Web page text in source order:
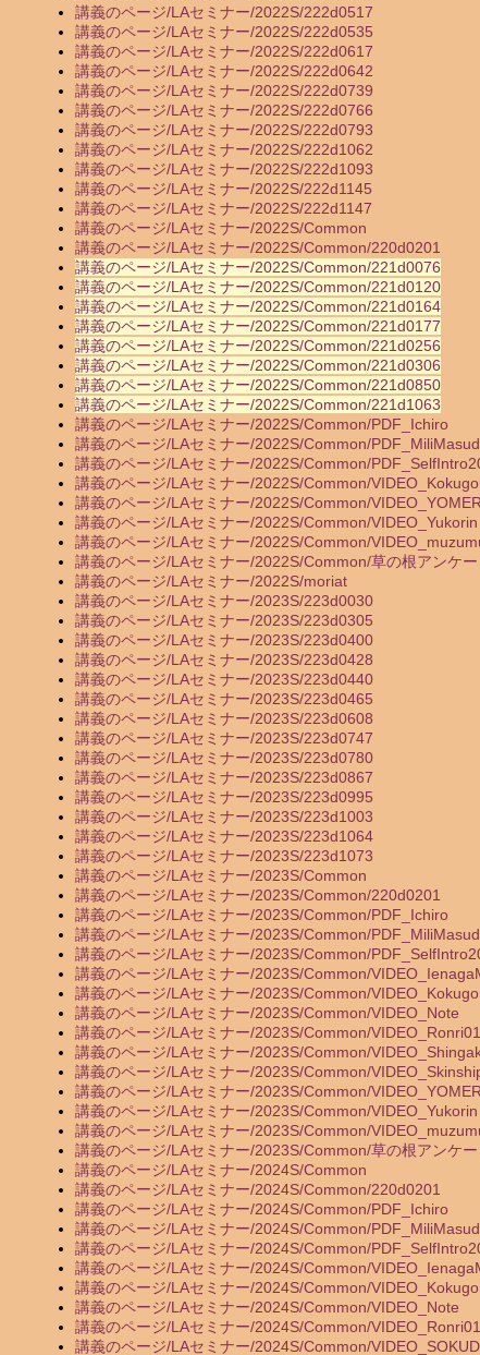
講義のページ/LAセミナー/2022S/222d0517
講義のページ/LAセミナー/2022S/222d0535
講義のページ/LAセミナー/2022S/222d0617
講義のページ/LAセミナー/2022S/222d0642
講義のページ/LAセミナー/2022S/222d0739
講義のページ/LAセミナー/2022S/222d0766
講義のページ/LAセミナー/2022S/222d0793
講義のページ/LAセミナー/2022S/222d1062
講義のページ/LAセミナー/2022S/222d1093
講義のページ/LAセミナー/2022S/222d1145
講義のページ/LAセミナー/2022S/222d1147
講義のページ/LAセミナー/2022S/Common
講義のページ/LAセミナー/2022S/Common/220d0201
講義のページ/LAセミナー/2022S/Common/221d0076
講義のページ/LAセミナー/2022S/Common/221d0120
講義のページ/LAセミナー/2022S/Common/221d0164
講義のページ/LAセミナー/2022S/Common/221d0177
講義のページ/LAセミナー/2022S/Common/221d0256
講義のページ/LAセミナー/2022S/Common/221d0306
講義のページ/LAセミナー/2022S/Common/221d0850
講義のページ/LAセミナー/2022S/Common/221d1063
講義のページ/LAセミナー/2022S/Common/PDF_Ichiro
講義のページ/LAセミナー/2022S/Common/
講義のページ/LAセミナー/2022S/Common/
講義のページ/LAセミナー/2022S/Common/
講義のページ/LAセミナー/2022S/Common/
講義のページ/LAセミナー/2022S/Common/VIDEO_Yukorin
講義のページ/LAセミナー/2022S/Common/
講義のページ/LAセミナー/2022S/Common/草の根アンケ
講義のページ/LAセミナー/2022S/moriat
講義のページ/LAセミナー/2023S/223d0030
講義のページ/LAセミナー/2023S/223d0305
講義のページ/LAセミナー/2023S/223d0400
講義のページ/LAセミナー/2023S/223d0428
講義のページ/LAセミナー/2023S/223d0440
講義のページ/LAセミナー/2023S/223d0465
講義のページ/LAセミナー/2023S/223d0608
講義のページ/LAセミナー/2023S/223d0747
講義のページ/LAセミナー/2023S/223d0780
講義のページ/LAセミナー/2023S/223d0867
講義のページ/LAセミナー/2023S/223d0995
講義のページ/LAセミナー/2023S/223d1003
講義のページ/LAセミナー/2023S/223d1064
講義のページ/LAセミナー/2023S/223d1073
講義のページ/LAセミナー/2023S/Common
講義のページ/LAセミナー/2023S/Common/220d0201
講義のページ/LAセミナー/2023S/Common/PDF_Ichiro
講義のページ/LAセミナー/2023S/Common/
講義のページ/LAセミナー/2023S/Common/
講義のページ/LAセミナー/2023S/Common/
講義のページ/LAセミナー/2023S/Common/
講義のページ/LAセミナー/2023S/Common/VIDEO_Note
講義のページ/LAセミナー/2023S/Common/VIDEO_Ronri01
講義のページ/LAセミナー/2023S/Common/
講義のページ/LAセミナー/2023S/Common/
講義のページ/LAセミナー/2023S/Common/
講義のページ/LAセミナー/2023S/Common/VIDEO_Yukorin
講義のページ/LAセミナー/2023S/Common/
講義のページ/LAセミナー/2023S/Common/草の根アンケ
講義のページ/LAセミナー/2024S/Common
講義のページ/LAセミナー/2024S/Common/220d0201
講義のページ/LAセミナー/2024S/Common/PDF_Ichiro
講義のページ/LAセミナー/2024S/Common/
講義のページ/LAセミナー/2024S/Common/
講義のページ/LAセミナー/2024S/Common/
講義のページ/LAセミナー/2024S/Common/
講義のページ/LAセミナー/2024S/Common/VIDEO_Note
講義のページ/LAセミナー/2024S/Common/VIDEO_Ronri01
講義のページ/LAセミナー/2024S/Common/